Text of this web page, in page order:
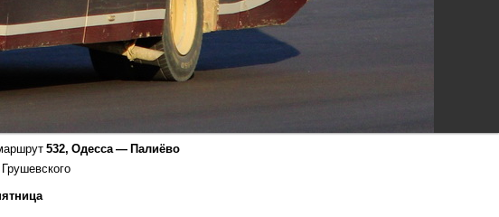
532, Одесса — Палиёво